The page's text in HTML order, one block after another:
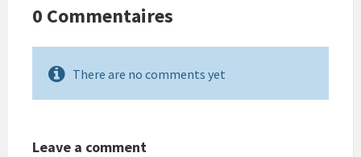
0 Commentaires
There are no comments yet
Leave a comment